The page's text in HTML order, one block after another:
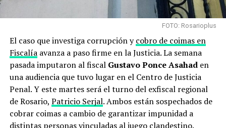
FOTO: Rosarioplus
El caso que investiga corrupción ycobro de coimas en
Fiscalíaavanza a paso firme en la Justicia. La semana
pasada imputaron al fiscal Gustavo Ponce Asahaden
una audiencia que tuvo lugar en el Centro de Justicia
Penal. Y este martes será el turno del exfiscal regional
de Rosario, Patricio Serjal. Ambos están sospechados de
cobrar coimas a cambio de garantizar impunidad a
distintas personas vinculadas al juego clandestino.